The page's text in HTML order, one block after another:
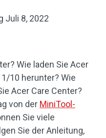
Juli 8, 2022
Wie laden Sie Acer
10 herunter? Wie
Acer Care Center?
von der MiniTool-
Sie viele
Sie der Anleitung,